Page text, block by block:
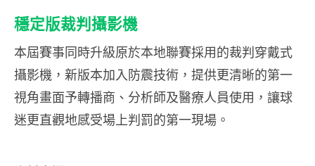
穩定版裁判攝影機
本屆賽事同時升級原於本地聯賽採用的裁判穿戴式
攝影機，新版本加入防震技術，提供更清晰的第一
視角畫面予轉播商、分析師及醫療人員使用，讓球
迷更直觀地感受場上判罰的第一現場。